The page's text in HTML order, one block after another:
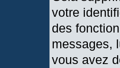
votre
des
messages,
vous avez